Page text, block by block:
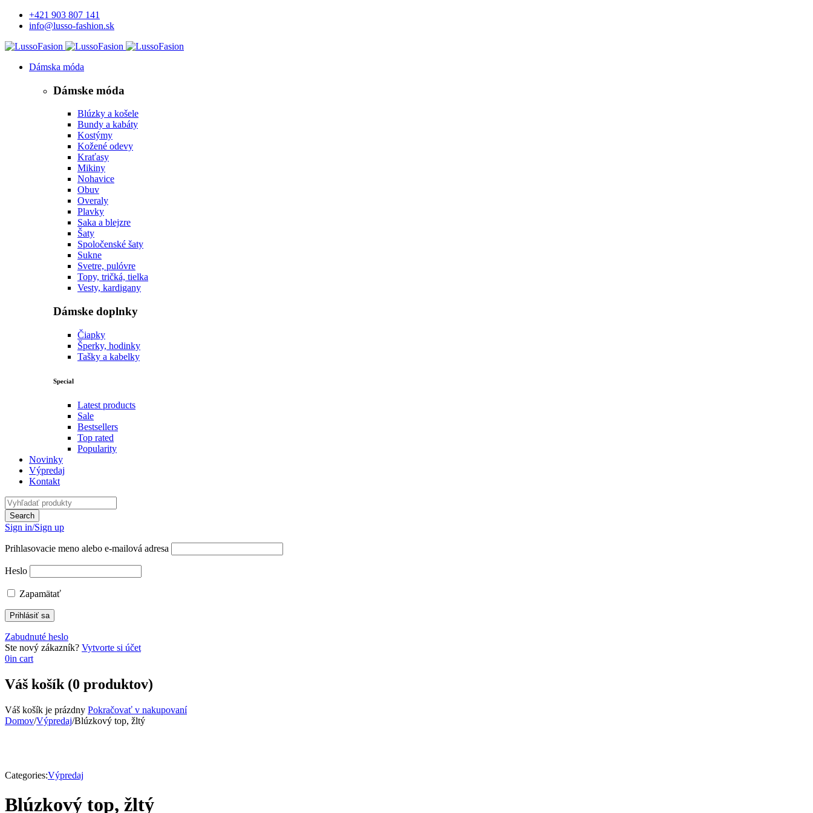
+421 903 807 141
info@lusso-fashion.sk
Dámska móda
Dámske móda
Blúzky a košele
Bundy a kabáty
Kostýmy
Kožené odevy
Kraťasy
Mikiny
Nohavice
Obuv
Overaly
Plavky
Saka a blejzre
Šaty
Spoločenské šaty
Sukne
Svetre, pulóvre
Topy, tričká, tielka
Vesty, kardigany
Dámske doplnky
Čiapky
Šperky, hodinky
Tašky a kabelky
Special
Latest products
Sale
Bestsellers
Top rated
Popularity
Novinky
Výpredaj
Kontakt
Sign in/Sign up
Prihlasovacie meno alebo e-mailová adresa
Heslo
Zapamätať
Zabudnuté heslo
Ste nový zákazník? Vytvorte si účet
0in cart
Váš košík (0 produktov)
Váš košík je prázdny Pokračovať v nakupovaní
Domov/Výpredaj/Blúzkový top, žltý
Categories:Výpredaj
Blúzkový top, žltý